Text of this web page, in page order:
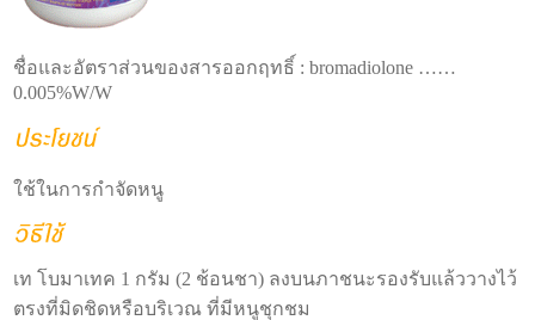
ชื่อและอัตราส่วนของสารออกฤทธิ์ : bromadiolone ……
0.005%W/W
ใช้ในการกำจัดหนู
เท โบมาเทค 1 กรัม (2 ช้อนชา) ลงบนภาชนะรองรับแล้ววางไว้
ตรงที่มิดชิดหรือบริเวณ ที่มีหนูชุกชม